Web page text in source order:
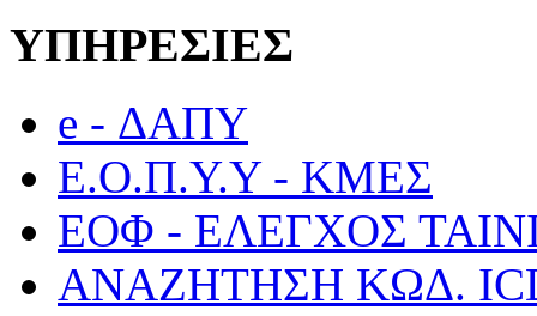
ΥΠΗΡΕΣΙΕΣ
e - ΔΑΠΥ
Ε.Ο.Π.Υ.Υ - ΚΜΕΣ
ΕΟΦ - ΕΛΕΓΧΟΣ
ΑΝΑΖΗΤΗΣΗ ΚΩΔ.